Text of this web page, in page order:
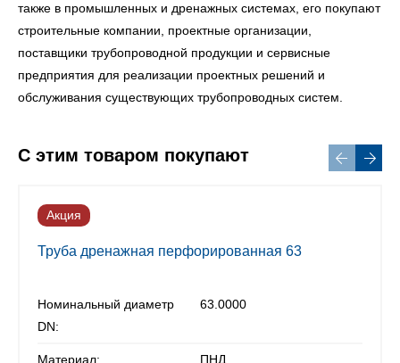
также в промышленных и дренажных системах, его покупают
строительные компании, проектные организации,
поставщики трубопроводной продукции и сервисные
предприятия для реализации проектных решений и
обслуживания существующих трубопроводных систем.
С этим товаром покупают
Акция
Труба дренажная перфорированная 63
Номинальный диаметр
DN:
63.0000
Материал: ПНД